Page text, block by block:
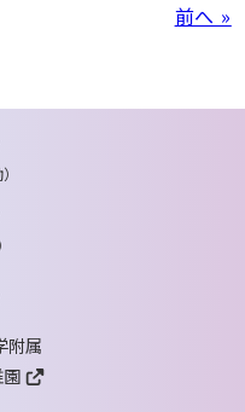
前へ »
附属